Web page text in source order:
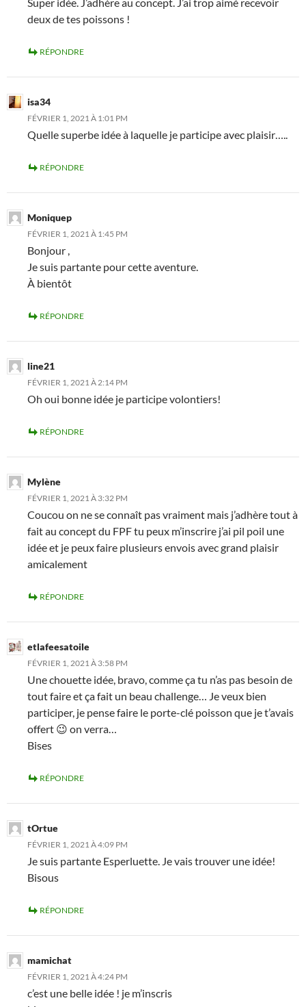
deux de tes poissons !
RÉPONDRE
isa34
FÉVRIER 1, 2021 À 1:01 PM
Quelle superbe idée à laquelle je participe avec plaisir…..
RÉPONDRE
Moniquep
FÉVRIER 1, 2021 À 1:45 PM
Bonjour ,
Je suis partante pour cette aventure.
À bientôt
RÉPONDRE
line21
FÉVRIER 1, 2021 À 2:14 PM
Oh oui bonne idée je participe volontiers!
RÉPONDRE
Mylène
FÉVRIER 1, 2021 À 3:32 PM
Coucou on ne se connaît pas vraiment mais j’adhère tout à
fait au concept du FPF tu peux m’inscrire j’ai pil poil une
idée et je peux faire plusieurs envois avec grand plaisir
amicalement
RÉPONDRE
etlafeesatoile
FÉVRIER 1, 2021 À 3:58 PM
Une chouette idée, bravo, comme ça tu n’as pas besoin de
tout faire et ça fait un beau challenge… Je veux bien
participer, je pense faire le porte-clé poisson que je t’avais
offert 😉 on verra…
Bises
RÉPONDRE
tOrtue
FÉVRIER 1, 2021 À 4:09 PM
Je suis partante Esperluette. Je vais trouver une idée!
Bisous
RÉPONDRE
mamichat
FÉVRIER 1, 2021 À 4:24 PM
c’est une belle idée ! je m’inscris